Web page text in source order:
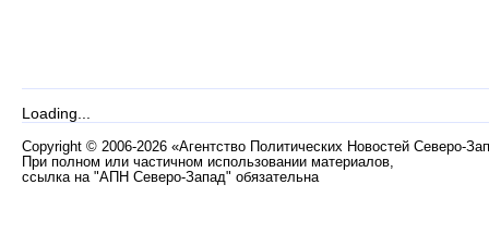
Loading...
Copyright © 2006-2026 «Агентство Политических Новостей Северо-
При полном или частичном использовании материалов,
ссылка на "АПН Северо-Запад" обязательна